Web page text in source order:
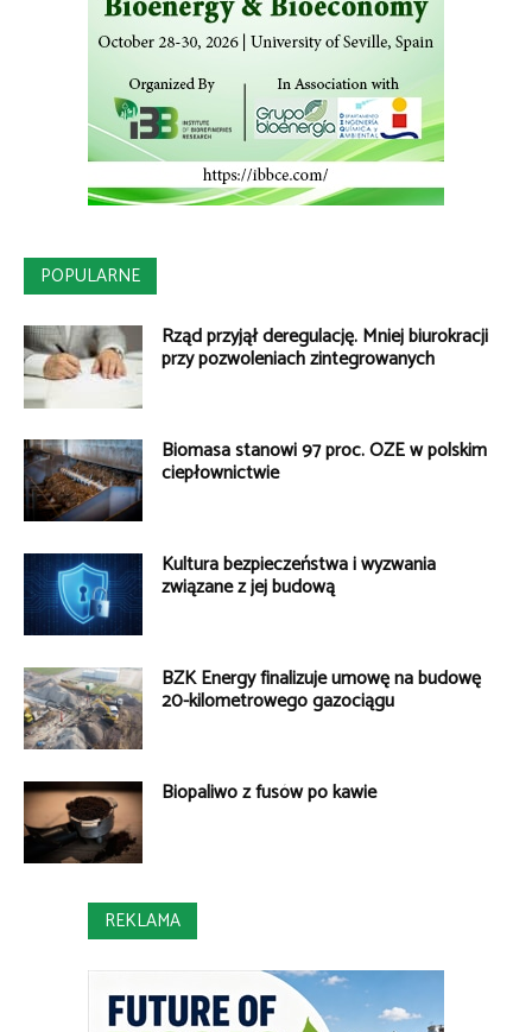
POPULARNE
Rząd przyjął deregulację. Mniej biurokracji
przy pozwoleniach zintegrowanych
Biomasa stanowi 97 proc. OZE w polskim
ciepłownictwie
Kultura bezpieczeństwa i wyzwania
związane z jej budową
BZK Energy finalizuje umowę na budowę
20-kilometrowego gazociągu
Biopaliwo z fusów po kawie
REKLAMA